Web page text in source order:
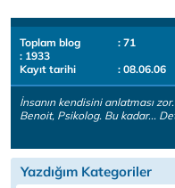
Toplam blog
: 71
: 1933
Kayıt tarihi
: 08.06.06
İnsanın kendisini anlatması
Benoit, Psikolog. Bu kadar...
Yazdığım Kategoriler